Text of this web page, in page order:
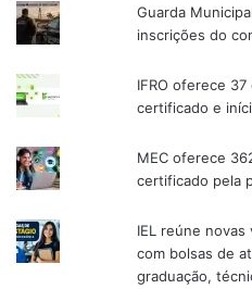
Guarda
inscrições do
IFRO oferece
certificado e
MEC oferece
certificado pela
IEL reúne
com bolsas de
graduação,